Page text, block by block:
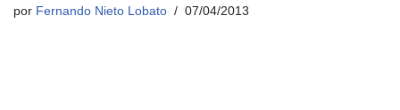
por Fernando Nieto Lobato 07/04/2013